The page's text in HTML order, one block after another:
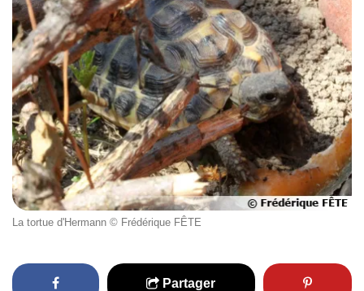
La tortue d'Hermann © Frédérique FÊTE
Partager